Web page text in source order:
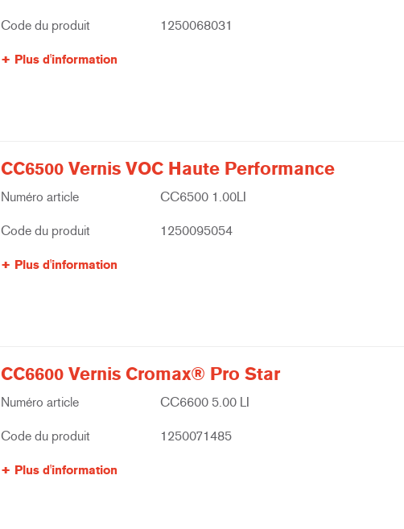
Code du produit 1250068031
Plus d'information
CC6500 Vernis VOC Haute Performance
Numéro article CC6500 1.00LI
Code du produit 1250095054
Plus d'information
CC6600 Vernis Cromax® Pro Star
Numéro article CC6600 5.00 LI
Code du produit 1250071485
Plus d'information